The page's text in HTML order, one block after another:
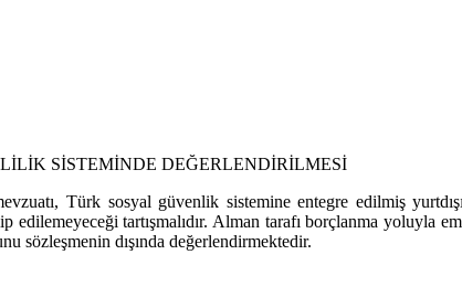
SİSTEMİNDE DEĞERLENDİRİLMESİ
Türk sosyal güvenlik sistemine entegre edilmiş
edilemeyeceği tartışmalıdır. Alman tarafı borçlanma yoluyla
sözleşmenin dışında değerlendirmektedir.